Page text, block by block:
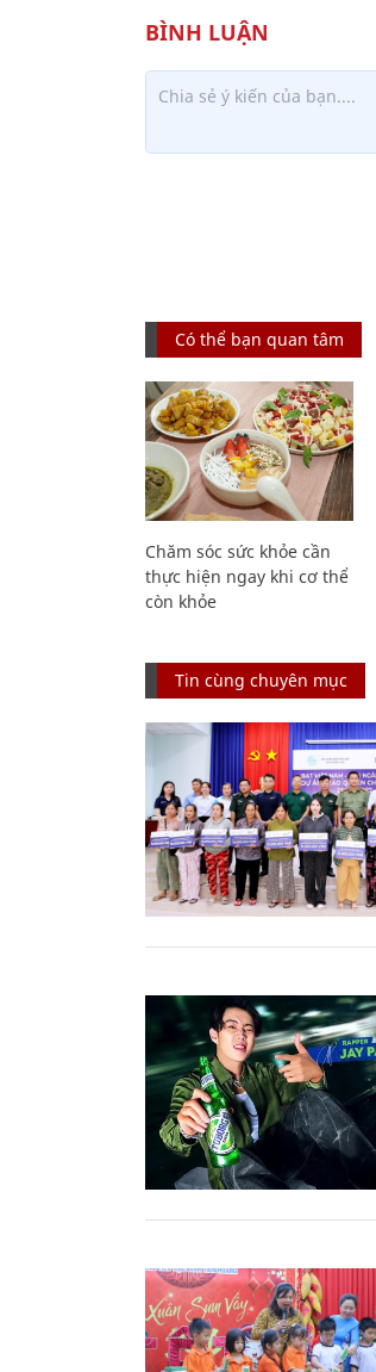
Có thể bạn quan tâm
Chăm sóc sức khỏe cần
thực hiện ngay khi cơ thể
còn khỏe
Tin cùng chuyên mục